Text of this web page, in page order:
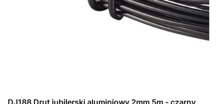
DJ188 Drut jubilerski aluminiowy 2mm 5m - czarny